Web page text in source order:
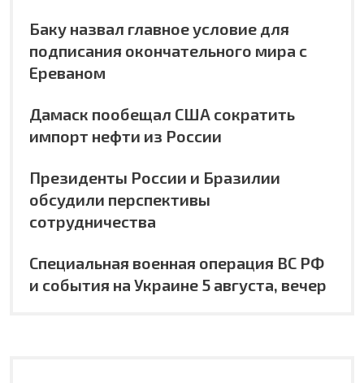
Баку назвал главное условие для
подписания окончательного мира с
Ереваном
Дамаск пообещал США сократить
импорт нефти из России
Президенты России и Бразилии
обсудили перспективы
сотрудничества
Специальная военная операция ВС РФ
и события на Украине 5 августа, вечер